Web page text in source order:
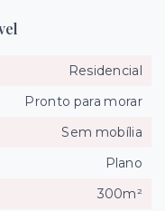
Residencial
Pronto para morar
Sem mobília
Plano
300m²